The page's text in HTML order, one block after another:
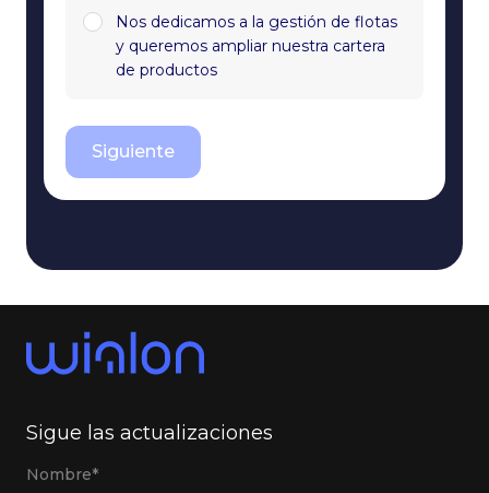
Nos dedicamos a la gestión de flotas
y queremos ampliar nuestra cartera
de productos
Siguiente
Sigue las actualizaciones
Nombre*